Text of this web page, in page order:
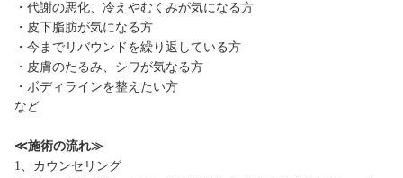
・代謝の悪化、冷えやむくみが気になる方
・皮下脂肪が気になる方
・今までリバウンドを繰り返している方
・皮膚のたるみ、シワが気なる方
・ボディラインを整えたい方
など
≪施術の流れ≫
1、カウンセリング